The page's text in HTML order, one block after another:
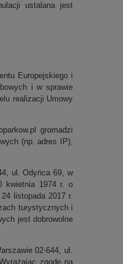
ustalana jest
Europejskiego i
i w sprawie
realizacji Umowy
gromadzi
(np. adres IP),
ul. Odyńca 69, w
kwietnia 1974 r. o
listopada 2017 r.
turystycznych i
jest dobrowolne
02-644, ul.
zgodę na